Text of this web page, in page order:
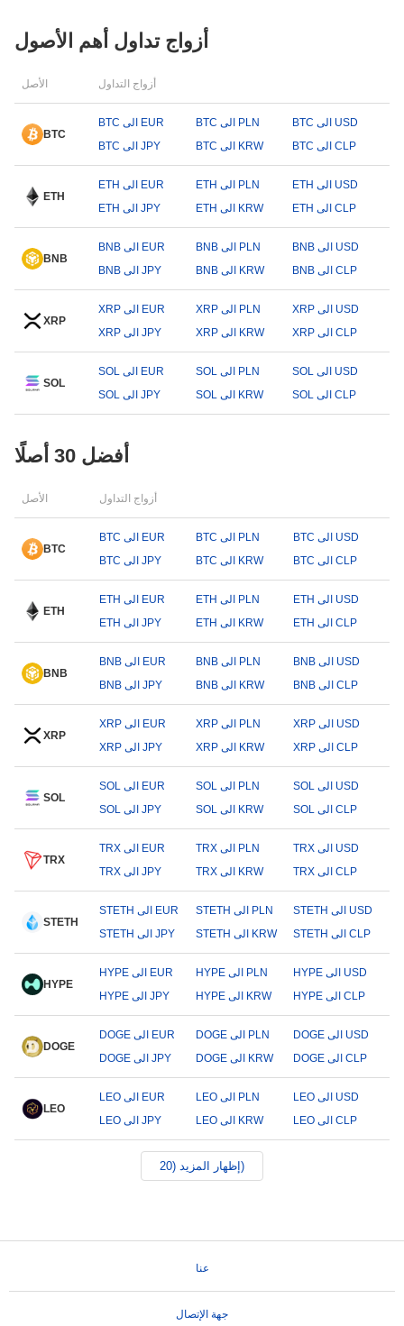
أزواج تداول أهم الأصول
الأصل أزواج التداول
BTC
BTC الى EUR BTC الى PLN
BTC الى USD
BTC الى JPY
BTC الى KRW BTC الى CLP
ETH
ETH الى EUR ETH الى PLN
ETH الى USD
ETH الى JPY
ETH الى KRW ETH الى CLP
BNB
BNB الى EUR BNB الى PLN
BNB الى USD
BNB الى JPY
BNB الى KRW BNB الى CLP
XRP
XRP الى EUR XRP الى PLN
XRP الى USD
XRP الى JPY
XRP الى KRW XRP الى CLP
SOL
SOL الى EUR SOL الى PLN
SOL الى USD
SOL الى JPY
SOL الى KRW SOL الى CLP
أفضل 30 أصلًا
الأصل أزواج التداول
BTC
BTC الى EUR BTC الى PLN
BTC الى USD
BTC الى JPY
BTC الى KRW BTC الى CLP
ETH
ETH الى EUR ETH الى PLN
ETH الى USD
ETH الى JPY
ETH الى KRW ETH الى CLP
BNB
BNB الى EUR BNB الى PLN
BNB الى USD
BNB الى JPY
BNB الى KRW BNB الى CLP
XRP
XRP الى EUR XRP الى PLN
XRP الى USD
XRP الى JPY
XRP الى KRW XRP الى CLP
SOL
SOL الى EUR SOL الى PLN
SOL الى USD
SOL الى JPY
SOL الى KRW SOL الى CLP
TRX
TRX الى EUR TRX الى PLN
TRX الى USD
TRX الى JPY
TRX الى KRW TRX الى CLP
STETH
STETH الى EUR STETH الى PLN
STETH الى USD
STETH الى JPY
STETH الى KRW STETH الى CLP
HYPE
HYPE الى EUR HYPE الى PLN
HYPE الى USD
HYPE الى JPY
HYPE الى KRW HYPE الى CLP
DOGE
DOGE الى EUR DOGE الى PLN
DOGE الى USD
DOGE الى JPY
DOGE الى KRW DOGE الى CLP
LEO
LEO الى EUR LEO الى PLN
LEO الى USD
LEO الى JPY
LEO الى KRW LEO الى CLP
إظهار المزيد (20)
عنا
جهة الإتصال